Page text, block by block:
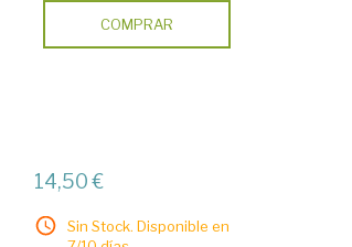
COMPRAR
14,50 €
Sin Stock. Disponible en